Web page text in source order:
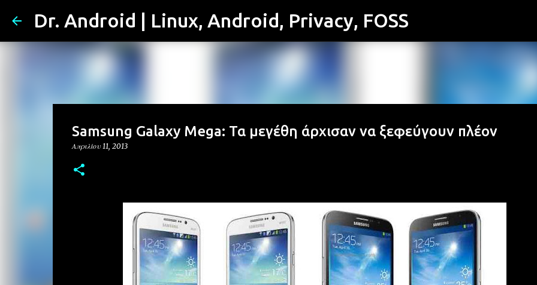
Μετάβαση στο κύριο περιεχόμενο
Dr. Android | Linux, Android, Privacy, FOSS
Samsung Galaxy Mega: Τα μεγέθη άρχισαν να ξεφεύγουν πλέον
Απριλίου 11, 2013